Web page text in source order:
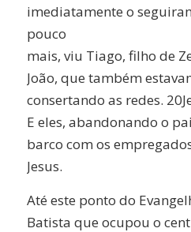
imediatamente o
pouco
mais, viu Tiago, filho de
João, que também
consertando as redes.
E eles, abandonando o
barco com os
Jesus.
Até este ponto do
Batista que ocupou o